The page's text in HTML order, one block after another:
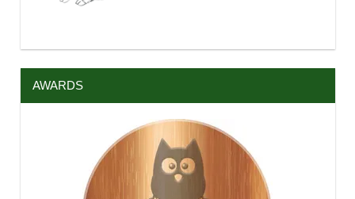
AWARDS